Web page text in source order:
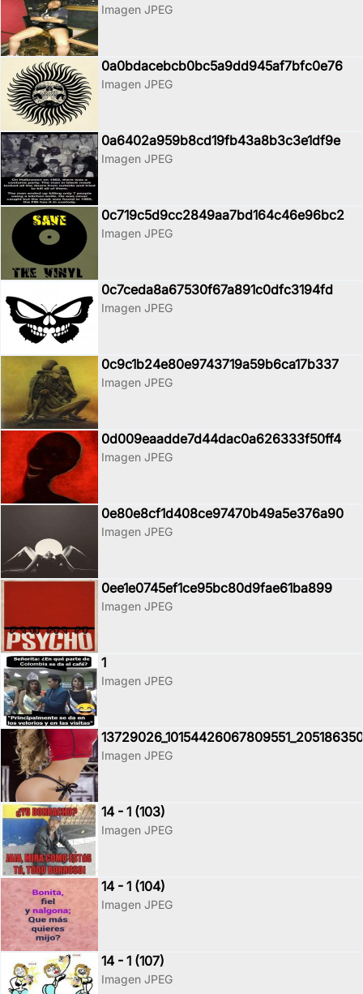
Imagen JPEG
0a0bdacebcb0bc5a9dd945af7bfc0e76
Imagen JPEG
0a6402a959b8cd19fb43a8b3c3e1df9e
Imagen JPEG
0c719c5d9cc2849aa7bd164c46e96bc2
Imagen JPEG
0c7ceda8a67530f67a891c0dfc3194fd
Imagen JPEG
0c9c1b24e80e9743719a59b6ca17b337
Imagen JPEG
0d009eaadde7d44dac0a626333f50ff4
Imagen JPEG
0e80e8cf1d408ce97470b49a5e376a90
Imagen JPEG
0ee1e0745ef1ce95bc80d9fae61ba899
Imagen JPEG
1
Imagen JPEG
Imagen JPEG
14 - 1 (103)
Imagen JPEG
14 - 1 (104)
Imagen JPEG
14 - 1 (107)
Imagen JPEG